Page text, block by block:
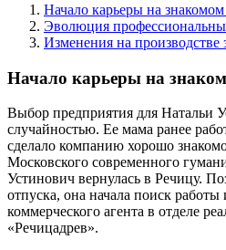
Начало карьеры на
Эволюция
Изменения на производстве
Начало карьеры на
Выбор предприятия для Натальи
случайностью. Ее мама ранее
сделало компанию хорошо
Московского современного
Устинович вернулась в Речицу.
отпуска, она начала поиск
коммерческого агента в отделе
«Речицадрев».